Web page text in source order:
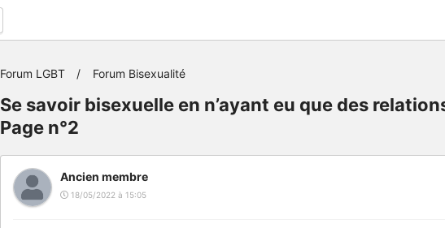
Forum LGBT Forum Bisexualité
Se savoir bisexuelle en n’ayant eu que des
Page n°2
Ancien membre
18/05/2022 à 15:05